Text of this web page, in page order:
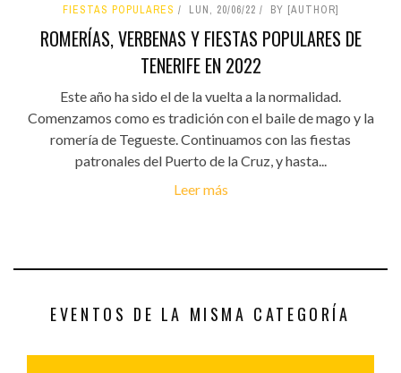
FIESTAS POPULARES LUN, 20/06/22 BY [AUTHOR]
ROMERÍAS, VERBENAS Y FIESTAS POPULARES DE
TENERIFE EN 2022
Este año ha sido el de la vuelta a la normalidad.
Comenzamos como es tradición con el baile de mago y la
romería de Tegueste. Continuamos con las fiestas
patronales del Puerto de la Cruz, y hasta...
Leer más
EVENTOS DE LA MISMA CATEGORÍA